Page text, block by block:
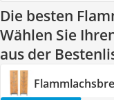
Die besten
Wählen Sie
aus der